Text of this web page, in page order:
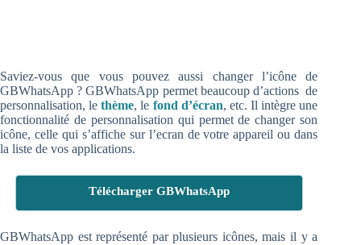
Saviez-vous que vous pouvez aussi changer l’icône de
GBWhatsApp ? GBWhatsApp permet beaucoup d’actions de
personnalisation, lethème, le fond d’écran, etc. Il intègre une
fonctionnalité de personnalisation qui permet de changer son
icône, celle qui s’affiche sur l’ecran de votre appareil ou dans
la liste de vos applications.
Télécharger GBWhatsApp
GBWhatsApp est représenté par plusieurs icônes, mais il y a